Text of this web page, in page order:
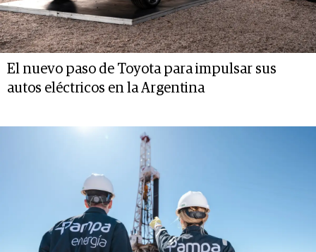
El nuevo paso de Toyota para impulsar sus
autos eléctricos en la Argentina